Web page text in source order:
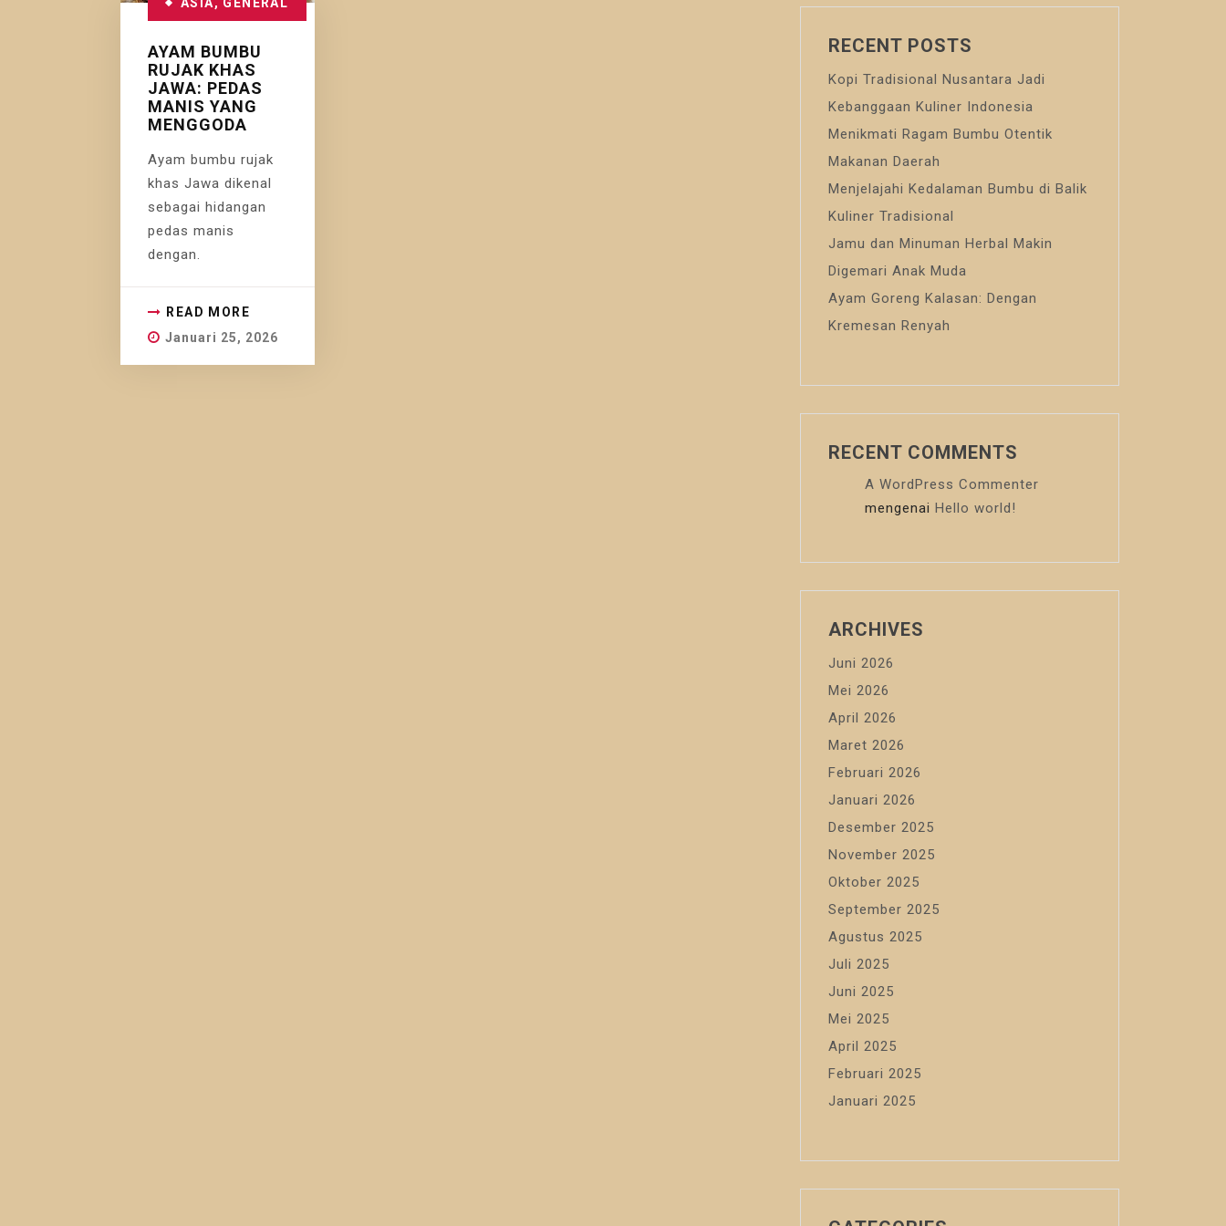
AYAM BUMBU
RUJAK KHAS
JAWA: PEDAS
MANIS YANG
MENGGODA
Ayam bumbu rujak
khas Jawa dikenal
sebagai hidangan
pedas manis
dengan.
READ MORE
Januari 25, 2026
RECENT POSTS
Kopi Tradisional Nusantara Jadi
Kebanggaan Kuliner Indonesia
Menikmati Ragam Bumbu Otentik
Makanan Daerah
Menjelajahi Kedalaman Bumbu di Balik
Kuliner Tradisional
Jamu dan Minuman Herbal Makin
Digemari Anak Muda
Ayam Goreng Kalasan: Dengan
Kremesan Renyah
RECENT COMMENTS
A WordPress Commenter
mengenai Hello world!
ARCHIVES
Juni 2026
Mei 2026
April 2026
Maret 2026
Februari 2026
Januari 2026
Desember 2025
November 2025
Oktober 2025
September 2025
Agustus 2025
Juli 2025
Juni 2025
Mei 2025
April 2025
Februari 2025
Januari 2025